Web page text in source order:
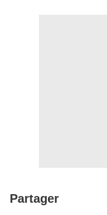
Partager